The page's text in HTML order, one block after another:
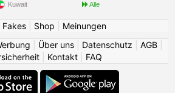
Kuwait Alle
Fakes| Shop
Meinungen
Über uns Datenschutz AGB
Kontakt FAQ